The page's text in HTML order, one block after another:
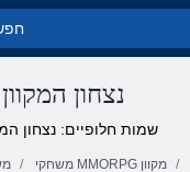
נצחון
שמות חלופיים: נצחון
משחקי MMORPG מקוון